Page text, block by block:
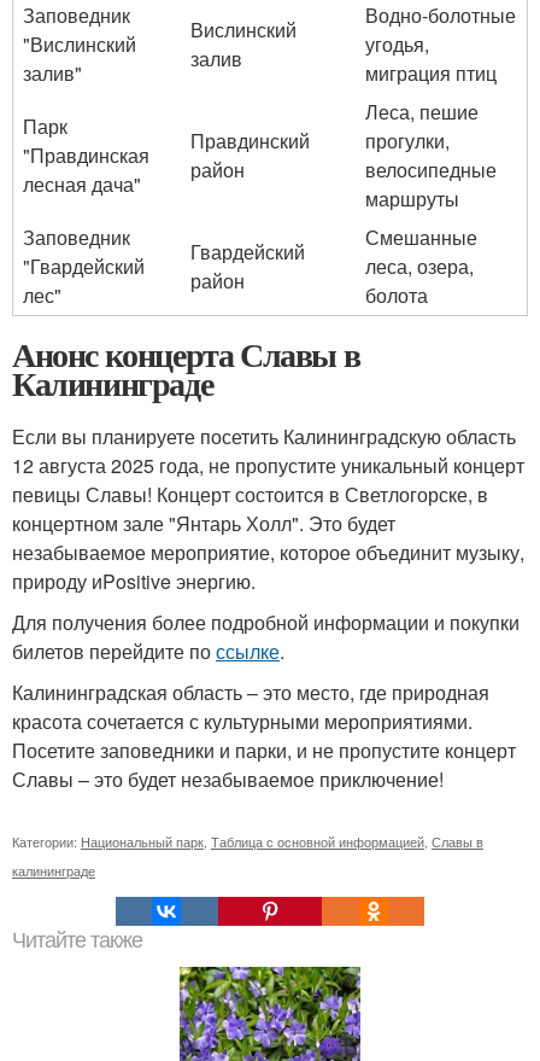
Заповедник
"Вислинский
залив"
Вислинский
залив
Водно-болотные
угодья,
миграция птиц
Парк
"Правдинская
лесная дача"
Правдинский
район
Леса, пешие
прогулки,
велосипедные
маршруты
Заповедник
"Гвардейский
лес"
Гвардейский
район
Смешанные
леса, озера,
болота
Анонс концерта Славы в
Калининграде
Если вы планируете посетить Калининградскую область
12 августа 2025 года, не пропустите уникальный концерт
певицы Славы! Концерт состоится в Светлогорске, в
концертном зале "Янтарь Холл". Это будет
незабываемое мероприятие, которое объединит музыку,
природу иPositive энергию.
Для получения более подробной информации и покупки
билетов перейдите поссылке.
Калининградская область – это место, где природная
красота сочетается с культурными мероприятиями.
Посетите заповедники и парки, и не пропустите концерт
Славы – это будет незабываемое приключение!
Категории: Национальный парк Таблица с основной информацией Славы в
калининграде
Читайте также